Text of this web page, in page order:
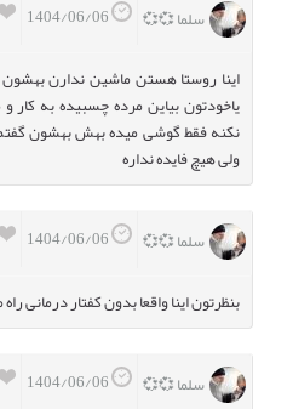
سلما 💞💞
اینا روستا هستن ماشین ندارن
یاخودتون بیاین مرده چسبیده به
نکنه فقط گوشی میده بهش بهشون
ولی هیچ فایده نداره
سلما 💞💞
بنظرتون اینا واقعا بدون کفتار درمانی
سلما 💞💞